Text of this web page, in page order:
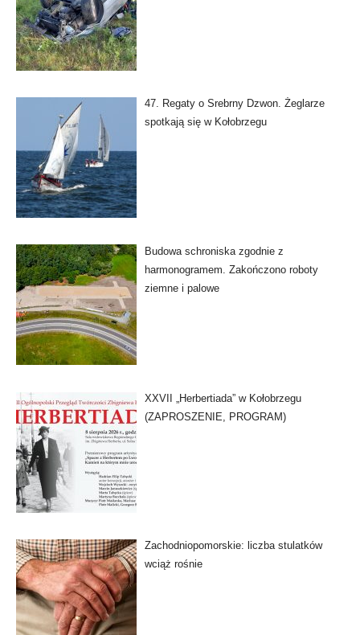
47. Regaty o Srebrny Dzwon. Żeglarze
spotkają się w Kołobrzegu
Budowa schroniska zgodnie z
harmonogramem. Zakończono roboty
ziemne i palowe
XXVII „Herbertiada” w Kołobrzegu
(ZAPROSZENIE, PROGRAM)
Zachodniopomorskie: liczba stulatków
wciąż rośnie